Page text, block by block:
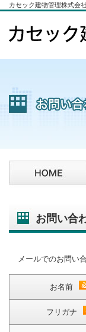
カセック建物管理株式会
お問い合
メールでのお問い
お名前
フリガナ